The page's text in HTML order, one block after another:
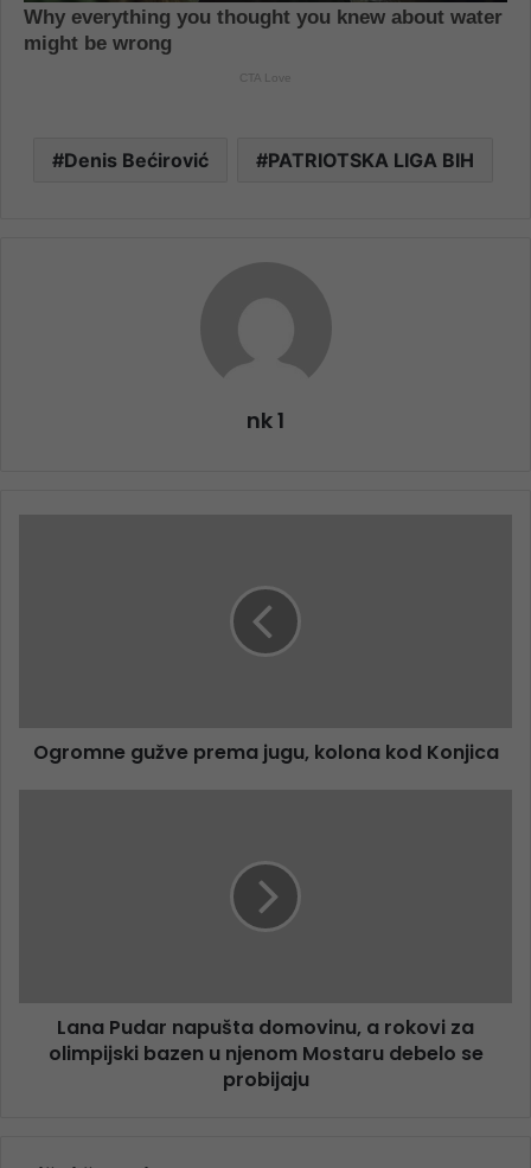
Denis Bećirović PATRIOTSKA LIGA BIH
nk 1
Ogromne gužve prema jugu, kolona kod Konjica
Lana Pudar napušta domovinu, a rokovi za
olimpijski bazen u njenom Mostaru debelo se
probijaju